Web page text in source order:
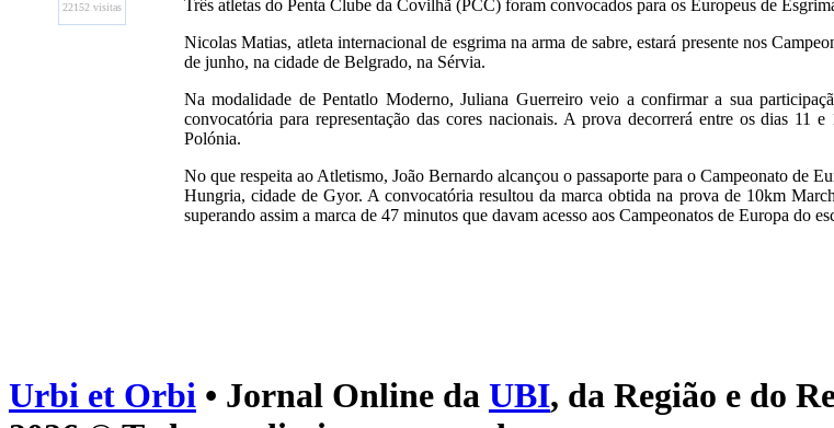
22152 visitas
Três atletas do Penta Clube da Covilhã (PCC) foram convocados para os Europeus de
Nicolas Matias, atleta internacional de esgrima na arma de sabre, estará presente nos
de junho, na cidade de Belgrado, na Sérvia.
Na modalidade de Pentatlo Moderno, Juliana Guerreiro veio a confirmar a sua
convocatória para representação das cores nacionais. A prova decorrerá entre os dias 11
Polónia.
No que respeita ao Atletismo, João Bernardo alcançou o passaporte para o Campeonato de
Hungria, cidade de Gyor. A convocatória resultou da marca obtida na prova de 10km
superando assim a marca de 47 minutos que davam acesso aos Campeonatos de Europa do
Urbi et Orbi • Jornal Online da UBI, da Região e do